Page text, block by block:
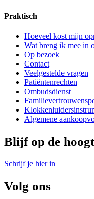
Praktisch
Hoeveel kost mijn
Wat breng ik mee in
Op bezoek
Contact
Veelgestelde vragen
Patiëntenrechten
Ombudsdienst
Algemene
Blijf op de
Schrijf je hier in
Volg ons